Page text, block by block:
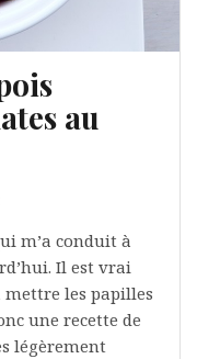
au
m’a conduit à
Il est vrai
mettre les papilles
une recette de
légèrement